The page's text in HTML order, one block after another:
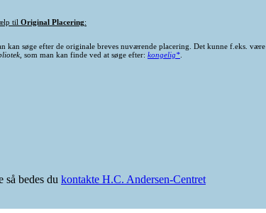
til Original Placering:
kan søge efter de originale breves nuværende placering. Det kunne f.eks. være
, som man kan finde ved at søge efter: kongelig*.
så bedes du kontakte H.C. Andersen-Centret